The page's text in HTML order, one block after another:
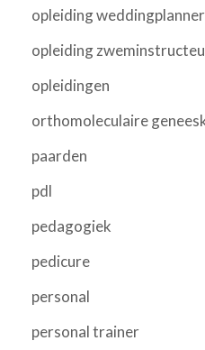
opleiding weddingplanner
opleiding
opleidingen
orthomoleculaire
paarden
pdl
pedagogiek
pedicure
personal
personal trainer